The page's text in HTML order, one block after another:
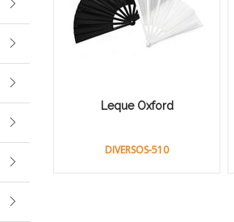
Leque Oxford
DIVERSOS-510